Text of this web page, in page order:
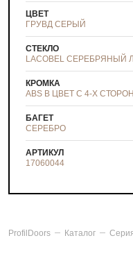
ЦВЕТ
ГРУВД СЕРЫЙ
СТЕКЛО
LACOBEL СЕРЕБРЯНЫЙ
КРОМКА
ABS В ЦВЕТ С 4-Х СТОРОН
БАГЕТ
СЕРЕБРО
АРТИКУЛ
17060044
ProfilDoors Каталог